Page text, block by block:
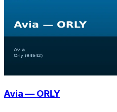
Avia — ORLY